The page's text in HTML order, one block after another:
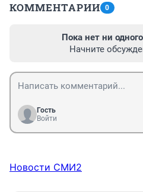
КОММЕНТАРИИ 0
Пока нет ни
Начните
Гость
Войти
Новости СМИ2